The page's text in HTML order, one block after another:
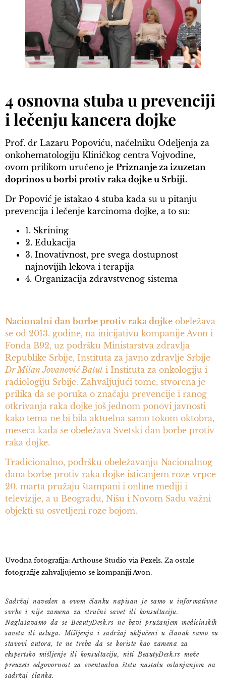
4 osnovna stuba u prevenciji
i lečenju kancera dojke
Prof. dr Lazaru Popoviću, načelniku Odeljenja za
onkohematologiju Kliničkog centra Vojvodine,
ovom prilikom uručeno je Priznanje za izuzetan
doprinos u borbi protiv raka dojke u Srbiji.
Dr Popović je istakao 4 stuba kada su u pitanju
prevencija i lečenje karcinoma dojke, a to su:
1. Skrining
2. Edukacija
3. Inovativnost, pre svega dostupnost
najnovijih lekova i terapija
4. Organizacija zdravstvenog sistema
Nacionalni dan borbe protiv raka dojke obeležava
se od 2013. godine, na inicijativu kompanije Avon i
Fonda B92, uz podršku Ministarstva zdravlja
Republike Srbije, Instituta za javno zdravlje Srbije
Dr Milan Jovanović Batut i Instituta za onkologiju i
radiologiju Srbije. Zahvaljujući tome, stvorena je
prilika da se poruka o značaju prevencije i ranog
otkrivanja raka dojke još jednom ponovi javnosti
kako tema ne bi bila aktuelna samo tokom oktobra,
meseca kada se obeležava Svetski dan borbe protiv
raka dojke.
Tradicionalno, podršku obeležavanju Nacionalnog
dana borbe protiv raka dojke isticanjem roze vrpce
20. marta pružaju štampani i online mediji i
televizije, a u Beogradu, Nišu i Novom Sadu važni
objekti su osvetljeni roze bojom.
Uvodna fotografija: Arthouse Studio via Pexels. Za ostale
fotografije zahvaljujemo se kompaniji Avon.
Sadržaj naveden u ovom članku napisan je samo u informativne
svrhe i nije zamena za stručni savet ili konsultaciju.
Naglašavamo da se BeautyDesk.rs ne bavi pružanjem medicinskih
saveta ili usluga. Mišljenja i sadržaj uključeni u članak samo su
stavovi autora, te ne treba da se koriste kao zamena za
ekspertsko mišljenje ili konsultaciju, niti BeautyDesk.rs može
preuzeti odgovornost za eventualnu štetu nastalu oslanjanjem na
sadržaj članka.